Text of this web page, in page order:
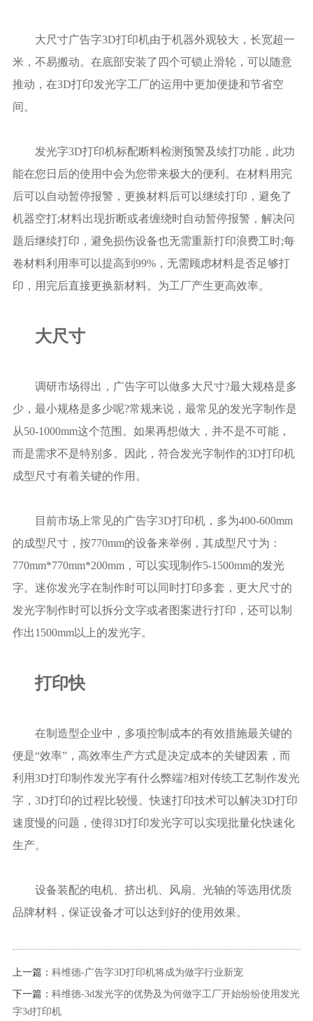
大尺寸广告字3D打印机由于机器外观较大，长宽超一
米，不易搬动。在底部安装了四个可锁止滑轮，可以随意
推动，在3D打印发光字工厂的运用中更加便捷和节省空
间。
发光字3D打印机标配断料检测预警及续打功能，此功
能在您日后的使用中会为您带来极大的便利。在材料用完
后可以自动暂停报警，更换材料后可以继续打印，避免了
机器空打;材料出现折断或者缠绕时自动暂停报警，解决问
题后继续打印，避免损伤设备也无需重新打印浪费工时;每
卷材料利用率可以提高到99%，无需顾虑材料是否足够打
印，用完后直接更换新材料。为工厂产生更高效率。
大尺寸
调研市场得出，广告字可以做多大尺寸?最大规格是多
少，最小规格是多少呢?常规来说，最常见的发光字制作是
从50-1000mm这个范围。如果再想做大，并不是不可能，
而是需求不是特别多。因此，符合发光字制作的3D打印机
成型尺寸有着关键的作用。
目前市场上常见的广告字3D打印机，多为400-600mm
的成型尺寸，按770mm的设备来举例，其成型尺寸为：
770mm*770mm*200mm，可以实现制作5-1500mm的发光
字。迷你发光字在制作时可以同时打印多套，更大尺寸的
发光字制作时可以拆分文字或者图案进行打印，还可以制
作出1500mm以上的发光字。
打印快
在制造型企业中，多项控制成本的有效措施最关键的
便是“效率”，高效率生产方式是决定成本的关键因素，而
利用3D打印制作发光字有什么弊端?相对传统工艺制作发光
字，3D打印的过程比较慢。快速打印技术可以解决3D打印
速度慢的问题，使得3D打印发光字可以实现批量化快速化
生产。
设备装配的电机、挤出机、风扇、光轴的等选用优质
品牌材料，保证设备才可以达到好的使用效果。
上一篇： 科维德-广告字3D打印机将成为做字行业新宠
下一篇： 科维德-3d发光字的优势及为何做字工厂开始纷纷使用发光
字3d打印机